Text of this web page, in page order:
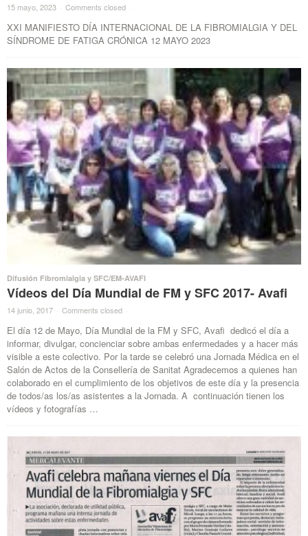
15 mayo, 2023 · Comments closed ·
XXI MANIFIESTO DÍA INTERNACIONAL DE LA FIBROMIALGIA Y DEL
SÍNDROME DE FATIGA CRÓNICA 12 MAYO 2023
Difusión Fibromialgia y SFC/EM-AVAFI
Vídeos del Día Mundial de FM y SFC 2017- Avafi
14 junio, 2017 · Comments closed ·
El día 12 de Mayo, Día Mundial de la FM y SFC, Avafi dedicó el día a
informar, divulgar, concienciar sobre ambas enfermedades y a hacer más
visible a este colectivo. Por la tarde se celebró una Jornada Médica en el
Salón de Actos de la Consellería de Sanitat Agradecemos a quienes han
colaborado en el cumplimiento de los objetivos de este día y la presencia
de todos/as los/as asistentes a la Jornada. A continuación tienen los
vídeos y fotografías …